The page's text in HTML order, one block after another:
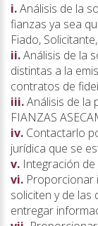
i.Análisis de la
fianzas ya sea
Fiado,
ii.Análisis de la
distintas a la
contratos de
iii.Análisis de la
FIANZAS
iv. Contactarlo
jurídica que se
v. Integración
vi. Proporcionar
soliciten y de las
entregar